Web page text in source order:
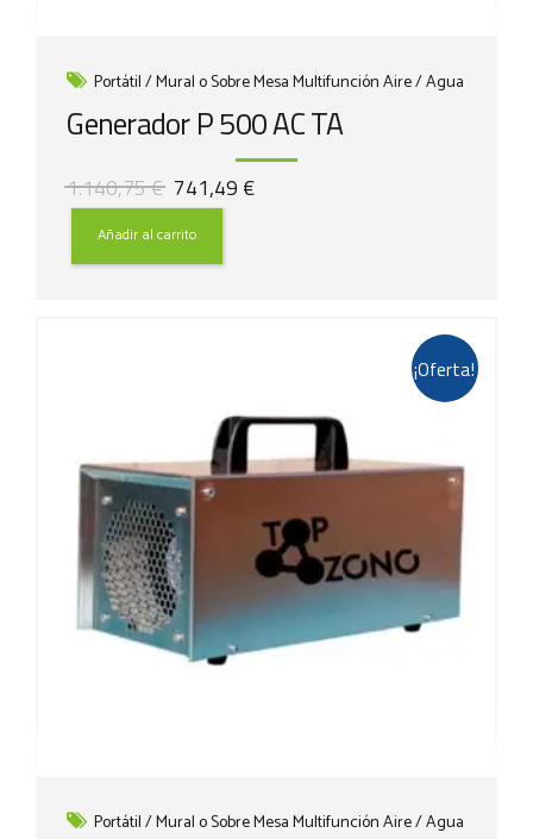
Portátil / Mural o Sobre Mesa Multifunción Aire / Agua
Generador P 500 AC TA
1.140,75€ El
precio
original
era:
741,49 €El
Añadir al carrito
¡Oferta!
Portátil / Mural o Sobre Mesa Multifunción Aire / Agua